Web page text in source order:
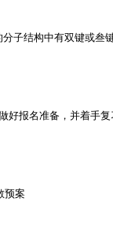
结构中有双键或叁
好报名准备，并着手
预案